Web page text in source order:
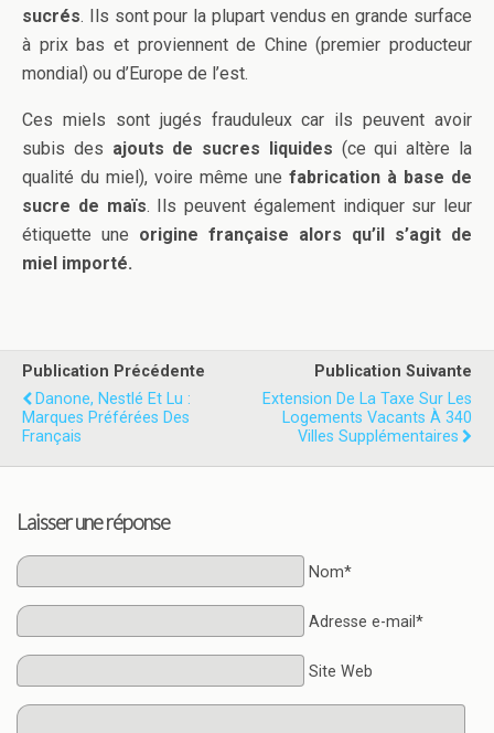
sucrés. Ils sont pour la plupart vendus en grande surface
à prix bas et proviennent de Chine (premier producteur
mondial) ou d’Europe de l’est.
Ces miels sont jugés frauduleux car ils peuvent avoir
subis des ajouts de sucres liquides (ce qui altère la
qualité du miel), voire même une fabrication à base de
sucre de maïs. Ils peuvent également indiquer sur leur
étiquette une origine française alors qu’il s’agit de
miel importé.
Publication Précédente
Danone, Nestlé Et Lu :
Marques Préférées Des
Français
Publication Suivante
Extension De La Taxe Sur Les
Logements Vacants À 340
Villes Supplémentaires
Laisser une réponse
Nom*
Adresse e-mail*
Site Web